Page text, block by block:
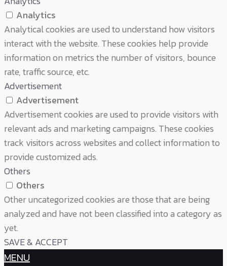
Analytics
Analytical cookies are used to understand how visitors
interact with the website. These cookies help provide
information on metrics the number of visitors, bounce
rate, traffic source, etc.
Advertisement
Advertisement
Advertisement cookies are used to provide visitors with
relevant ads and marketing campaigns. These cookies
track visitors across websites and collect information to
provide customized ads.
Others
Others
Other uncategorized cookies are those that are being
analyzed and have not been classified into a category as
yet.
SAVE & ACCEPT
MENU